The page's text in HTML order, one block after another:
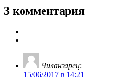
3 комментария
Чиланзарец:
15/06/2017 в 14:21